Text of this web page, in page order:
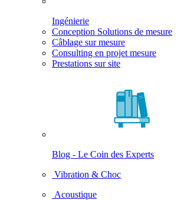
Ingénierie
Conception Solutions de mesure
Câblage sur mesure
Consulting en projet mesure
Prestations sur site
Blog - Le Coin des Experts
Vibration & Choc
Acoustique